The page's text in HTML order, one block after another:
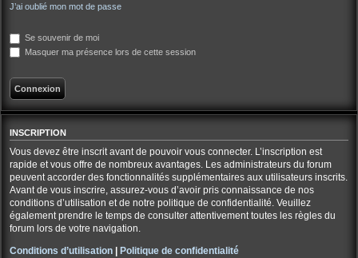
J’ai oublié mon mot de passe
Se souvenir de moi
Masquer ma présence lors de cette session
INSCRIPTION
Vous devez être inscrit avant de pouvoir vous connecter. L’inscription est
rapide et vous offre de nombreux avantages. Les administrateurs du forum
peuvent accorder des fonctionnalités supplémentaires aux utilisateurs inscrits.
Avant de vous inscrire, assurez-vous d’avoir pris connaissance de nos
conditions d’utilisation et de notre politique de confidentialité. Veuillez
également prendre le temps de consulter attentivement toutes les règles du
forum lors de votre navigation.
Conditions d’utilisation | Politique de confidentialité